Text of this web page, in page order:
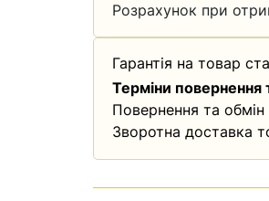
Розрахунок при
Гарантія на товар
Терміни повернення
Повернення та
Зворотна доставка